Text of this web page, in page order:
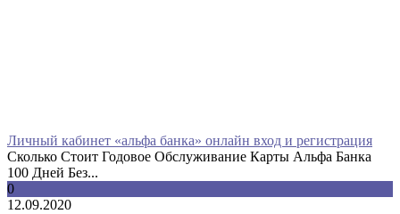
Личный кабинет «альфа банка» онлайн вход и регистрация
Сколько Стоит Годовое Обслуживание Карты Альфа Банка
100 Дней Без...
0
12.09.2020